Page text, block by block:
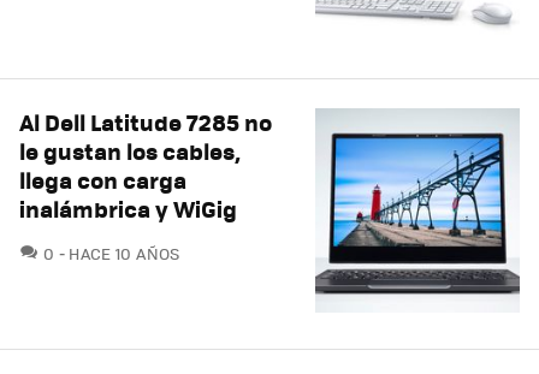
Al Dell Latitude 7285 no
le gustan los cables,
llega con carga
inalámbrica y WiGig
0 COMENTARIOS
HACE 10 AÑOS